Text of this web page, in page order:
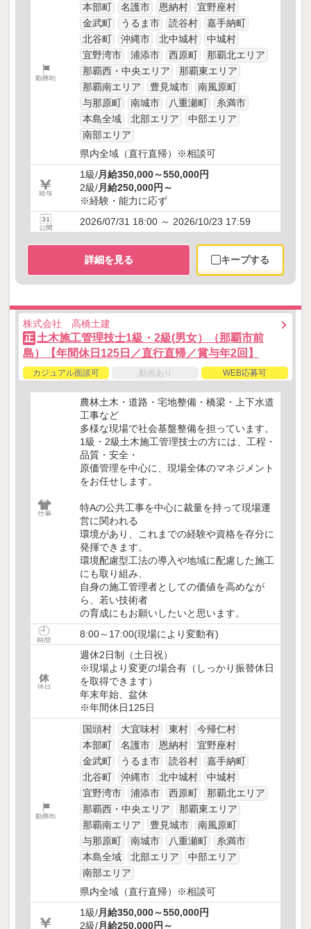
本部町
名護市 恩納村
宜野座村
金武町
うるま市 読谷村
嘉手納町
北谷町
沖縄市 北中城村
中城村
宜野湾市
浦添市 西原町
那覇北エリア
那覇西・中央エリア
那覇東エリア
那覇南エリア
豊見城市
南風原町
与那原町
南城市 八重瀬町
糸満市
本島全域
北部エリア
中部エリア
南部エリア
県内全域（直行直帰）※相談可
1級/月給350,000～550,000円
2級/月給250,000円～
※経験・能力に応ず
2026/07/31 18:00 ～ 2026/10/23 17:59
詳細を見る キープする
株式会社 高橋土建
正 土木施工管理技士1級・2級(男女）（那覇市前
島）【年間休日125日／直行直帰／賞与年2回】
カジュアル面談可 動画あり WEB応募可
農林土木・道路・宅地整備・橋梁・上下水道
工事など
多様な現場で社会基盤整備を担っています。
1級・2級土木施工管理技士の方には、工程・
品質・安全・
原価管理を中心に、現場全体のマネジメント
をお任せします。
特Aの公共工事を中心に裁量を持って現場運
営に関われる
環境があり、これまでの経験や資格を存分に
発揮できます。
環境配慮型工法の導入や地域に配慮した施工
にも取り組み、
自身の施工管理者としての価値を高めなが
ら、若い技術者
の育成にもお願いしたいと思います。
8:00～17:00(現場により変動有)
週休2日制（土日祝）
※現場より変更の場合有（しっかり振替休日
を取得できます）
年末年始、盆休
※年間休日125日
国頭村
大宜味村 東村
今帰仁村
本部町
名護市 恩納村
宜野座村
金武町
うるま市 読谷村
嘉手納町
北谷町
沖縄市 北中城村
中城村
宜野湾市
浦添市 西原町
那覇北エリア
那覇西・中央エリア
那覇東エリア
那覇南エリア
豊見城市
南風原町
与那原町
南城市 八重瀬町
糸満市
本島全域
北部エリア
中部エリア
南部エリア
県内全域（直行直帰）※相談可
1級/月給350,000～550,000円
2級/月給250,000円～